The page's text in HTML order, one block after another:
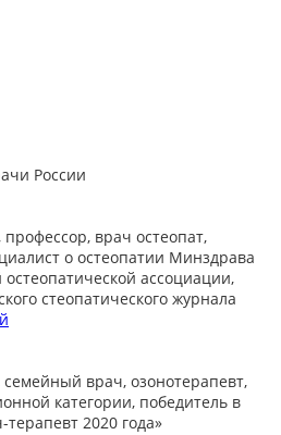
России
врач остеопат,
о остеопатии Минздрава
ассоциации,
стеопатического журнала
врач, озонотерапевт,
категории, победитель в
2020 года»